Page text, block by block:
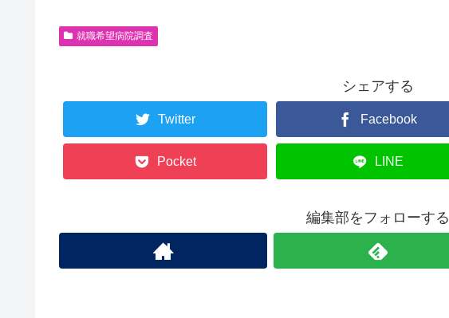
就職希望病院調査
シェアする
Twitter Facebook
Pocket LINE
編集部をフォローする